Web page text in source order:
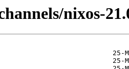
nixos-